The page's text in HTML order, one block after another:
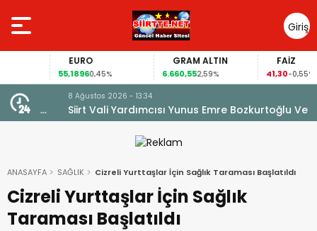
Giriş
Yap
EURO
55,1896 0,45%
GRAM ALTIN
6.660,55 2,59% -0,55%
8 Ağustos 2026 - 13:34
Siirt Vali Yardımcısı Yunus Emre Bozkurtoğlu Ve Esra
Cintosun Dünya Evine Girdi
ANASAYFA SAĞLIK Cizreli Yurttaşlar İçin Sağlık Taraması Başlatıldı
Cizreli Yurttaşlar İçin Sağlık
Taraması Başlatıldı